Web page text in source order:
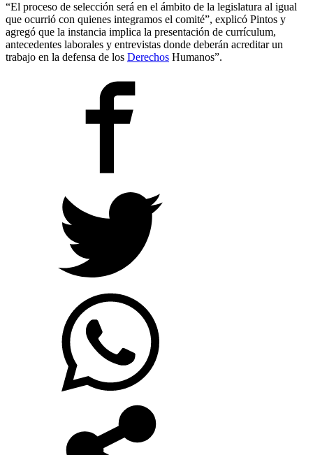
“El proceso de selección será en el ámbito de la legislatura al igual
que ocurrió con quienes integramos el comité”, explicó Pintos y
agregó que la instancia implica la presentación de currículum,
antecedentes laborales y entrevistas donde deberán acreditar un
trabajo en la defensa de los Derechos Humanos”.